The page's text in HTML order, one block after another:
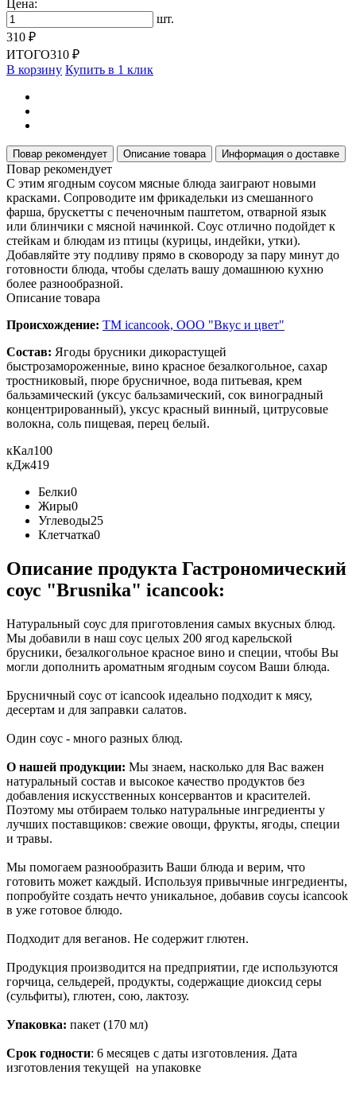
Цена:
шт.
310 ₽
ИТОГО310 ₽
В корзину Купить в 1 клик
Повар рекомендует Описание товара Информация о доставке
Повар рекомендует
С этим ягодным соусом мясные блюда заиграют новыми
красками. Сопроводите им фрикадельки из смешанного
фарша, брускетты с печеночным паштетом, отварной язык
или блинчики с мясной начинкой. Соус отлично подойдет к
стейкам и блюдам из птицы (курицы, индейки, утки).
Добавляйте эту подливу прямо в сковороду за пару минут до
готовности блюда, чтобы сделать вашу домашнюю кухню
более разнообразной.
Описание товара
Происхождение: ТМ icancook, ООО "Вкус и цвет"
Состав: Ягоды брусники дикорастущей
быстрозамороженные, вино красное безалкогольное, сахар
тростниковый, пюре брусничное, вода питьевая, крем
бальзамический (уксус бальзамический, сок виноградный
концентрированный), уксус красный винный, цитрусовые
волокна, соль пищевая, перец белый.
кКал100
кДж419
Белки0
Жиры0
Углеводы25
Клетчатка0
Описание продукта Гастрономический
соус "Brusnika" icancook:
Натуральный соус для приготовления самых вкусных блюд.
Мы добавили в наш соус целых 200 ягод карельской
брусники, безалкогольное красное вино и специи, чтобы Вы
могли дополнить ароматным ягодным соусом Ваши блюда.
Брусничный соус от icancook идеально подходит к мясу,
десертам и для заправки салатов.
Один соус - много разных блюд.
О нашей продукции: Мы знаем, насколько для Вас важен
натуральный состав и высокое качество продуктов без
добавления искусственных консервантов и красителей.
Поэтому мы отбираем только натуральные ингредиенты у
лучших поставщиков: свежие овощи, фрукты, ягоды, специи
и травы.
Мы помогаем разнообразить Ваши блюда и верим, что
готовить может каждый. Используя привычные ингредиенты,
попробуйте создать нечто уникальное, добавив соусы icancook
в уже готовое блюдо.
Подходит для веганов. Не содержит глютен.
Продукция производится на предприятии, где используются
горчица, сельдерей, продукты, содержащие диоксид серы
(сульфиты), глютен, сою, лактозу.
Упаковка: пакет (170 мл)
Срок годности: 6 месяцев с даты изготовления. Дата
изготовления текущей на упаковке